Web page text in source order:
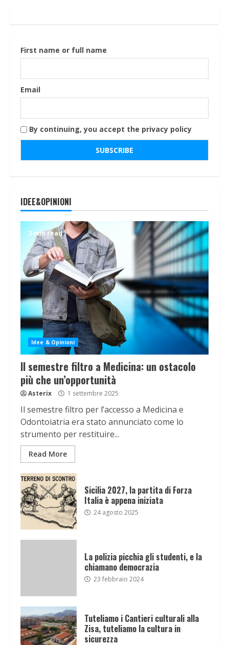
First name or full name
Email
By continuing, you accept the privacy policy
IDEE&OPINIONI
2 min read
Idee & Opinioni
Il semestre filtro a Medicina: un ostacolo
più che un’opportunità
Asterix 1 settembre 2025
Il semestre filtro per l’accesso a Medicina e
Odontoiatria era stato annunciato come lo
strumento per restituire...
Read More
Sicilia 2027, la partita di Forza
Italia è appena iniziata
24 agosto 2025
La polizia picchia gli studenti, e la
chiamano democrazia
23 febbraio 2024
Tuteliamo i Cantieri culturali alla
Zisa, tuteliamo la cultura in
sicurezza